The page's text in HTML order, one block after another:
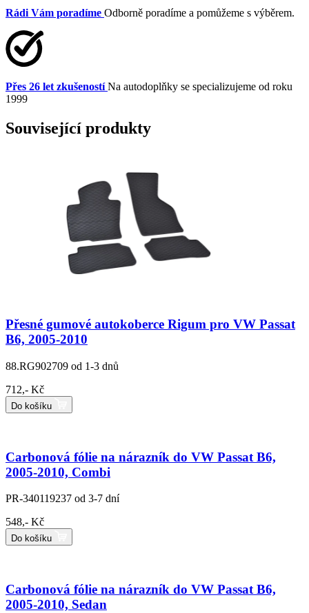
Rádi Vám poradíme Odborně poradíme a pomůžeme s výběrem.
Přes 26 let zkušeností Na autodoplňky se specializujeme od roku
1999
Související produkty
Přesné gumové autokoberce Rigum pro VW Passat
B6, 2005-2010
88.RG902709 od 1-3 dnů
712,- Kč
Do košíku
Carbonová fólie na nárazník do VW Passat B6,
2005-2010, Combi
PR-340119237 od 3-7 dní
548,- Kč
Do košíku
Carbonová fólie na nárazník do VW Passat B6,
2005-2010, Sedan